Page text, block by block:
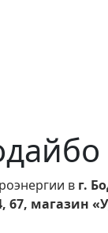
в г.
67, магазин